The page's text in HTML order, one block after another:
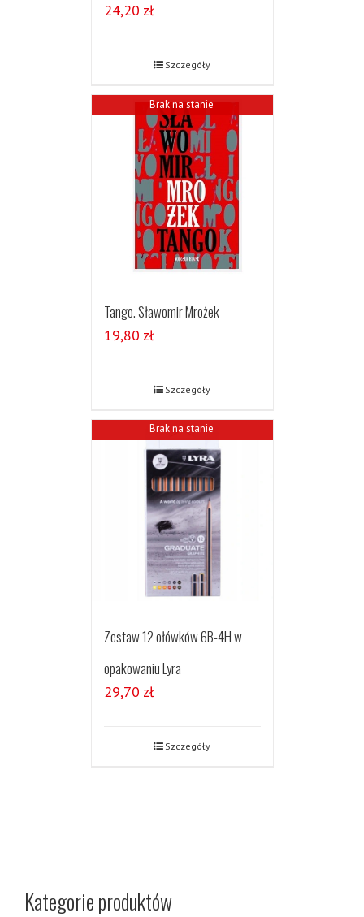
24,20 zł
Szczegóły
Brak na stanie
Tango. Sławomir Mrożek
19,80 zł
Szczegóły
Brak na stanie
Zestaw 12 ołówków 6B-4H w
opakowaniu Lyra
29,70 zł
Szczegóły
Kategorie produktów